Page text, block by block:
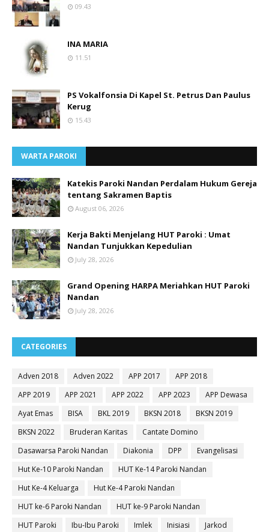
09.43
INA MARIA
11.51
PS Vokalfonsia Di Kapel St. Petrus Dan Paulus
Kerug
15.43
WARTA PAROKI
Katekis Paroki Nandan Perdalam Hukum Gereja
tentang Sakramen Baptis
August 06, 2026
Kerja Bakti Menjelang HUT Paroki : Umat
Nandan Tunjukkan Kepedulian
July 28, 2026
Grand Opening HARPA Meriahkan HUT Paroki
Nandan
July 28, 2026
CATEGORIES
Adven 2018 Adven 2022 APP 2017
APP 2018
APP 2019
APP 2021 APP 2022 APP 2023
APP Dewasa
Ayat Emas
BISA BKL 2019 BKSN 2018
BKSN 2019
BKSN 2022
Bruderan Karitas
Cantate Domino
Dasawarsa Paroki Nandan
Diakonia DPP
Evangelisasi
Hut Ke-10 Paroki Nandan
HUT Ke-14 Paroki Nandan
Hut Ke-4 Keluarga
Hut Ke-4 Paroki Nandan
HUT ke-6 Paroki Nandan
HUT ke-9 Paroki Nandan
HUT Paroki
Ibu-Ibu Paroki Imlek Inisiasi
Jarkod